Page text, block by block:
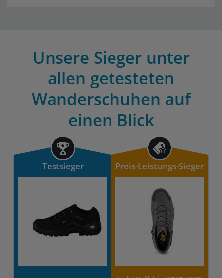
Unsere Sieger unter
allen getesteten
Wanderschuhen auf
einen Blick
Testsieger Preis-Leistungs-Sieger